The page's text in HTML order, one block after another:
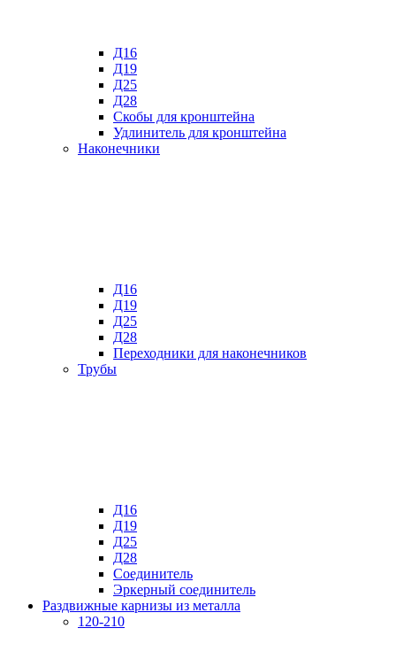
Д16
Д19
Д25
Д28
Скобы для кронштейна
Удлинитель для кронштейна
Наконечники
Д16
Д19
Д25
Д28
Переходники для наконечников
Трубы
Д16
Д19
Д25
Д28
Соединитель
Эркерный соединитель
Раздвижные карнизы из металла
120-210